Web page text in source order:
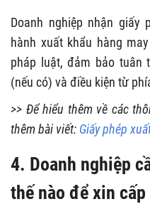
Doanh nghiệp nhận giấy
hành xuất khẩu hàng
pháp luật, đảm bảo tuân
(nếu có) và điều kiện từ
>> Để hiểu thêm về các
thêm bài viết: Giấy phép
4. Doanh nghiệp
thế nào để xin